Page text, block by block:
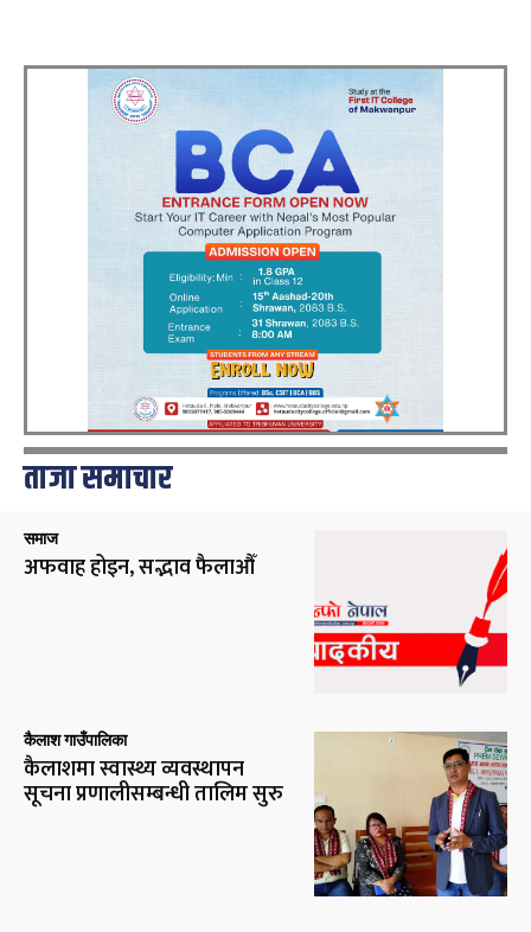
ताजा समाचार
समाज
अफवाह होइन, सद्भाव फैलाऔँ
कैलाश गाउँपालिका
कैलाशमा स्वास्थ्य व्यवस्थापन
सूचना प्रणालीसम्बन्धी तालिम सुरु